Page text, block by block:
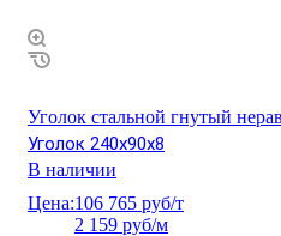
Уголок стальной гнутый
Уголок 240х90х8
В наличии
Цена:106 765 руб/т
2 159 руб/м